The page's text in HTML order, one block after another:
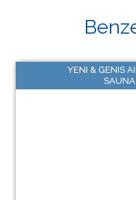
YENI & GENIS